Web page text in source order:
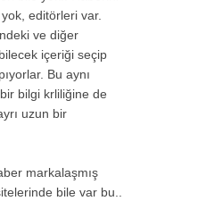
editörleri var.
ve diğer
içeriği seçip
Bu aynı
bilgi krliliğine de
uzun bir
markalaşmış
bile var bu..